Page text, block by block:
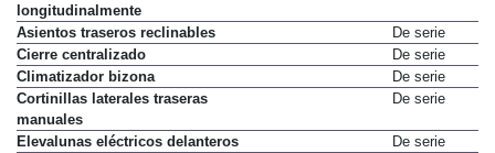
longitudinalmente
Asientos traseros reclinables
De serie
Cierre centralizado
De serie
Climatizador bizona
De serie
Cortinillas laterales traseras
manuales
De serie
Elevalunas eléctricos delanteros
De serie